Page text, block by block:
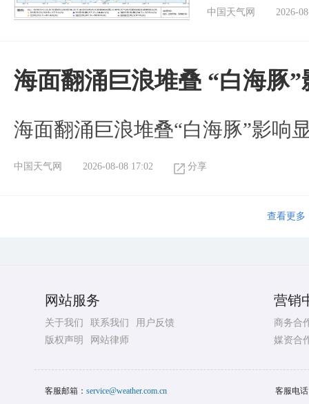
中国天气网 2026-
海面翻涌巨浪堆叠 “白海豚”
海面翻涌巨浪堆叠“白海豚”影响
中国天气网 2026-08-08 17:02 分享
查看更多
网站服务
关于我们 联系我们
用户反馈
版权声明
网站律师
营销
商务合
媒资合
客服邮箱： service@weather.com.cn 客服电